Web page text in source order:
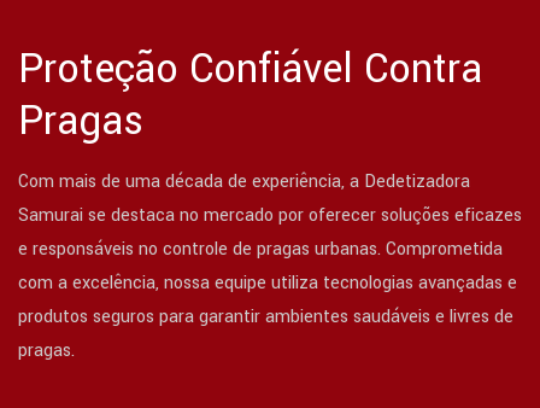
Proteção Confiável Contra
Pragas
Com mais de uma década de experiência, a Dedetizadora
Samurai se destaca no mercado por oferecer soluções eficazes
e responsáveis no controle de pragas urbanas. Comprometida
com a excelência, nossa equipe utiliza tecnologias avançadas e
produtos seguros para garantir ambientes saudáveis e livres de
pragas.